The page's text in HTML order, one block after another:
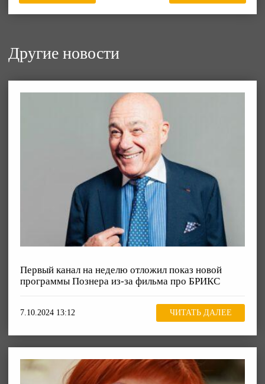
Другие новости
Первый канал на неделю отложил показ новой
программы Познера из-за фильма про БРИКС
7.10.2024 13:12 ЧИТАТЬ ДАЛЕЕ